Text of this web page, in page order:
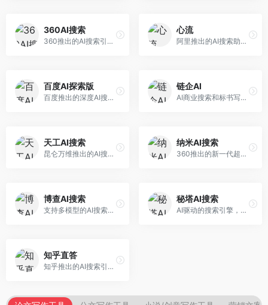
360AI搜索
360推出的AI搜索引擎，专注于安全智能搜索。面向普通用户，提供智能问答、网页搜索、内容整理等服务，安全防护能力强。
心流
阿里推出的AI搜索助手，专注于智能信息获取。面向普通用户，提供智能搜索、内容整理、知识问答等服务，与阿里生态深度整合。
百度AI探索版
百度推出的深度AI搜索引擎，整合百度知识图谱。面向中文用户，提供智能问答、知识探索、内容生成等服务，知识覆盖面广。
链企AI
AI商业搜索和标书写作工具，专注于企业服务场景。面向企业用户，提供商业信息搜索、标书生成、企业分析等服务，商业信息专业。
天工AI搜索
昆仑万维推出的AI搜索引擎，整合大模型与搜索能力。面向普通用户，提供智能问答、深度搜索、内容整理等服务，中文搜索体验好。
纳米AI搜索
360推出的新一代超级AI搜索，深度整合360搜索资源。面向普通用户，提供智能问答、多模态搜索、内容生成等服务，安全可靠。
博查AI搜索
支持多模型的AI搜索引擎，整合多种大模型能力。面向AI爱好者，提供多模型搜索、答案对比、深度分析等服务，模型选择灵活。
秘塔AI搜索
AI驱动的搜索引擎，专注于无广告直达结果。面向研究者和信息获取需求者，提供深度搜索、来源标注、答案整理等服务，搜索结果干净准确，信息可信度高。
知乎直答
知乎推出的AI搜索引擎，专注于知识问答场景。面向知识获取者，提供知乎内容搜索、智能问答、知识整理等服务，专业知识丰富。